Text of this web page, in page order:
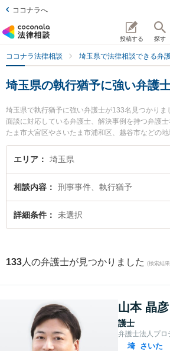
ココナラへ
投稿する 探す
ココナラ法律相談 埼玉県で法律相談できる弁
埼玉県の執行猶予に強い弁護
埼玉県で執行猶予に強い弁護士が133名見つかりま
面談に対応している弁護士、解決事例を持つ弁護
たま市大宮区やさいたま市浦和区、越谷市などの
ます。刑事事件に関係する加害者側や少年犯罪、
野での絞り込み検索もでき便利です。特に弁護士
士費用、強みなどが注目されています。『埼玉県
猶予のトラブルを今すぐに弁護士に相談したい』
実績豊富な近くの弁護士を検索したい』『初回相
エリア 埼玉県
相談内容 刑事事件、執行猶予
詳細条件 未選択
133 人の弁護士が見つかりました (検索結
山本 晶彦
護士
弁護士法人プロ
埼 さいた